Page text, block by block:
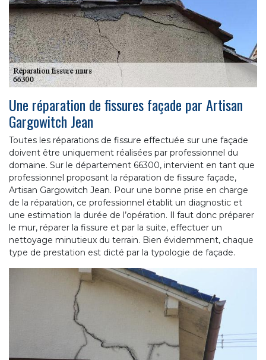
Une réparation de fissures façade par Artisan
Gargowitch Jean
Toutes les réparations de fissure effectuée sur une façade
doivent être uniquement réalisées par professionnel du
domaine. Sur le département 66300, intervient en tant que
professionnel proposant la réparation de fissure façade,
Artisan Gargowitch Jean. Pour une bonne prise en charge
de la réparation, ce professionnel établit un diagnostic et
une estimation la durée de l’opération. Il faut donc préparer
le mur, réparer la fissure et par la suite, effectuer un
nettoyage minutieux du terrain. Bien évidemment, chaque
type de prestation est dicté par la typologie de façade.